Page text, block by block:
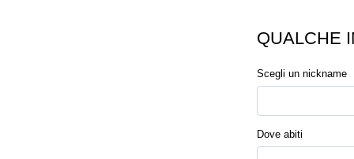
QUALCHE
Scegli un nickname
Dove abiti